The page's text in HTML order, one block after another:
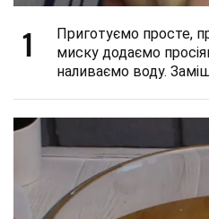
1
Приготуємо просте,
миску додаємо
наливаємо воду.